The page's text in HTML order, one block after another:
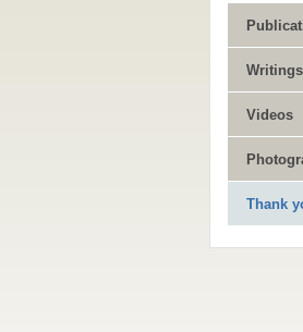
Writings
Videos
Thank